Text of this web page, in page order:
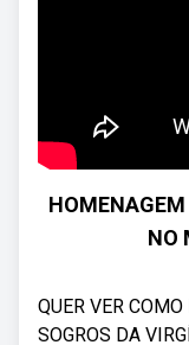
NO
QUER VER
SOGROS DA